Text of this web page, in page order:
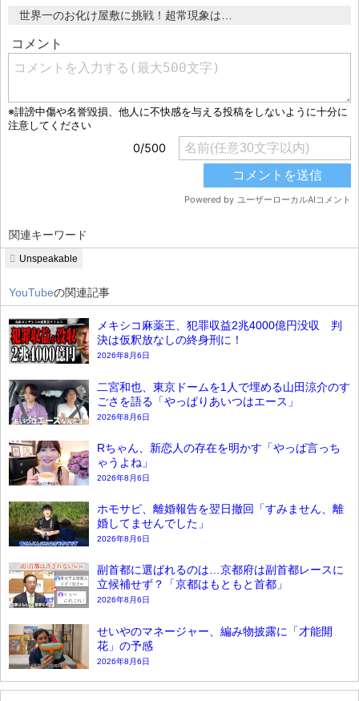
世界一のお化け屋敷に挑戦！超常現象は…
関連キーワード
Unspeakable
YouTubeの関連記事
メキシコ麻薬王、犯罪収益2兆4000億円没収 判
決は仮釈放なしの終身刑に！
2026年8月6日
二宮和也、東京ドームを1人で埋める山田涼介のす
ごさを語る「やっぱりあいつはエース」
2026年8月6日
Rちゃん、新恋人の存在を明かす「やっぱ言っち
ゃうよね」
2026年8月6日
ホモサピ、離婚報告を翌日撤回「すみません、離
婚してませんでした」
2026年8月6日
副首都に選ばれるのは…京都府は副首都レースに
立候補せず？「京都はもともと首都」
2026年8月6日
せいやのマネージャー、編み物披露に「才能開
花」の予感
2026年8月6日